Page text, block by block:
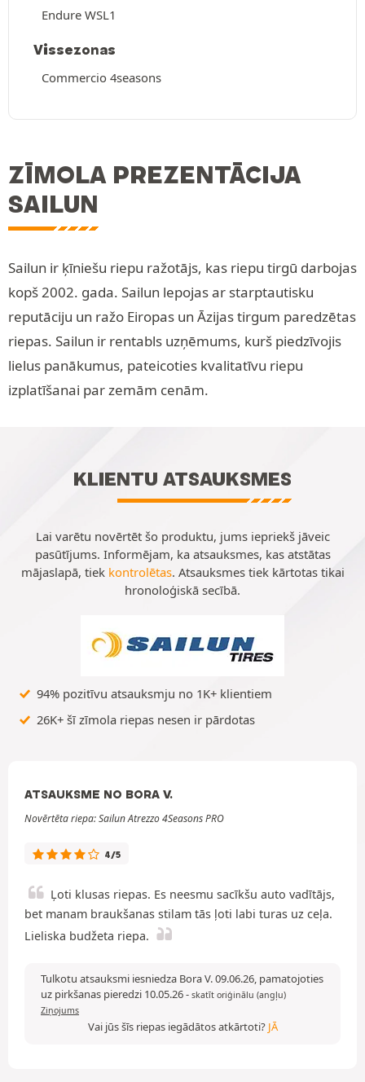
Endure WSL1
Vissezonas
Commercio 4seasons
ZĪMOLA PREZENTĀCIJA
SAILUN
Sailun ir ķīniešu riepu ražotājs, kas riepu tirgū darbojas
kopš 2002. gada. Sailun lepojas ar starptautisku
reputāciju un ražo Eiropas un Āzijas tirgum paredzētas
riepas. Sailun ir rentabls uzņēmums, kurš piedzīvojis
lielus panākumus, pateicoties kvalitatīvu riepu
izplatīšanai par zemām cenām.
KLIENTU ATSAUKSMES
Lai varētu novērtēt šo produktu, jums iepriekš jāveic
pasūtījums. Informējam, ka atsauksmes, kas atstātas
mājaslapā, tiek kontrolētas. Atsauksmes tiek kārtotas tikai
hronoloģiskā secībā.
94% pozitīvu atsauksmju no 1K+ klientiem
26K+ šī zīmola riepas nesen ir pārdotas
ATSAUKSME NO BORA V.
Novērtēta riepa: Sailun Atrezzo 4Seasons PRO
4/5
Ļoti klusas riepas. Es neesmu sacīkšu auto vadītājs,
bet manam braukšanas stilam tās ļoti labi turas uz ceļa.
Lieliska budžeta riepa.
Tulkotu atsauksmi iesniedza Bora V. 09.06.26, pamatojoties
uz pirkšanas pieredzi 10.05.26- skatīt oriģinālu (angļu)
Ziņojums
Vai jūs šīs riepas iegādātos atkārtoti? JĀ